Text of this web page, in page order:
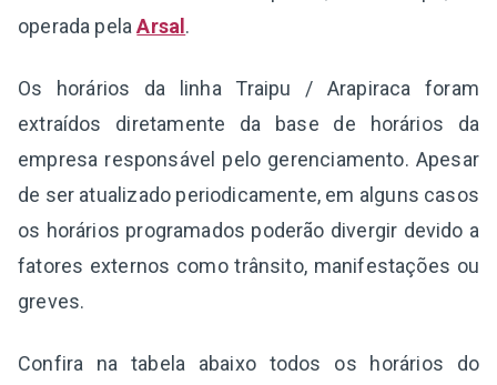
operada pelaArsal.
Os horários da linha Traipu / Arapiraca foram
extraídos diretamente da base de horários da
empresa responsável pelo gerenciamento. Apesar
de ser atualizado periodicamente, em alguns casos
os horários programados poderão divergir devido a
fatores externos como trânsito, manifestações ou
greves.
Confira na tabela abaixo todos os horários do